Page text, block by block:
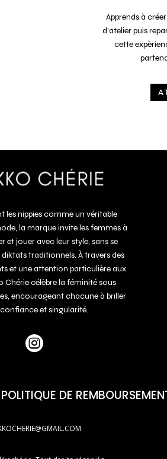
Apprends à cré
d’atelier puis
cette
les nippies comme un véritable
la marque invite les femmes à
et jouer avec leur style, sans se
traditionnels. À travers des
et une attention particulière aux
Chérie célèbre la féminité sous
encourageant chacune à briller
et singularité.

POLITIQUE DE